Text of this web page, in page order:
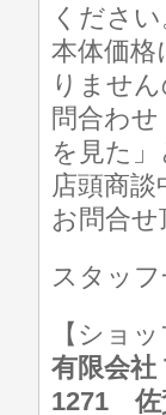
ください
本体価格
りませ
問合わ
を見た」
店頭商
お問合
スタッ
【ショ
有限会
1271 佐